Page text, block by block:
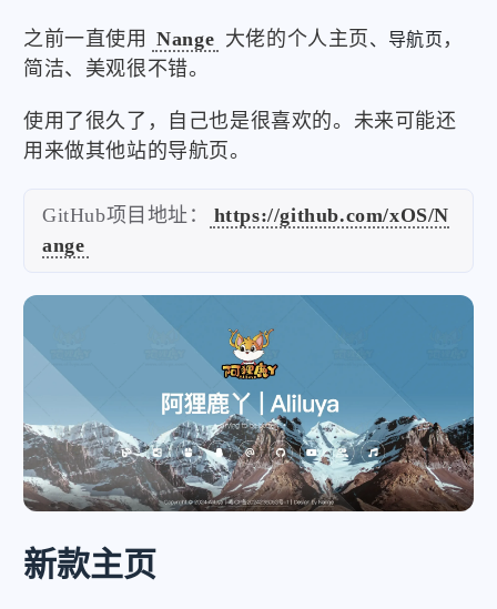
之前一直使用 Nange 大佬的个人主页 、导航页 ，
简洁、美观很不错。
使用了很久了，自己也是很喜欢的。未来可能还
用来做其他站的导航页。
GitHub项目地址：
https://github.com/xOS/N
ange
新款主页